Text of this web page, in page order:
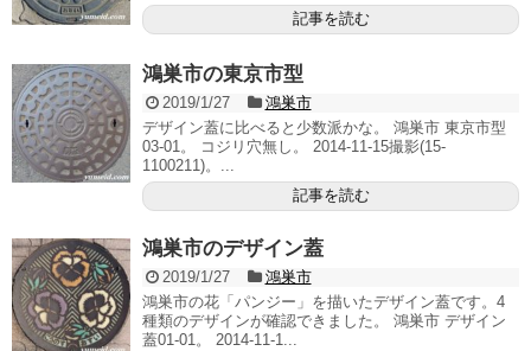
記事を読む
鴻巣市の東京市型
2019/1/27
鴻巣市
デザイン蓋に比べると少数派かな。 鴻巣市 東京市型
03-01。 コジリ穴無し。 2014-11-15撮影(15-
1100211)。...
記事を読む
鴻巣市のデザイン蓋
2019/1/27
鴻巣市
鴻巣市の花「パンジー」を描いたデザイン蓋です。4
種類のデザインが確認できました。 鴻巣市 デザイン
蓋01-01。 2014-11-1...